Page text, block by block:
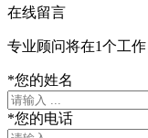
在线留言
专业顾问将在1个工
*您的姓名
*您的电话